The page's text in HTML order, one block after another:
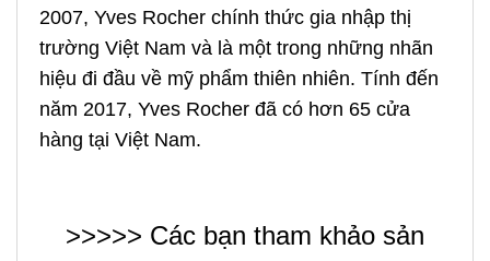
2007, Yves Rocher chính thức gia nhập thị
trường Việt Nam và là một trong những nhãn
hiệu đi đầu về mỹ phẩm thiên nhiên. Tính đến
năm 2017, Yves Rocher đã có hơn 65 cửa
hàng tại Việt Nam.
>>>>> Các bạn tham khảo sản